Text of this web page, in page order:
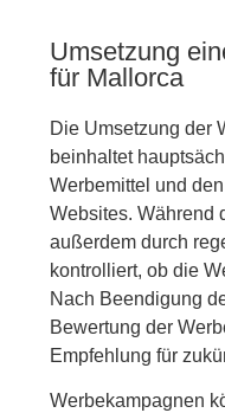
Umsetzung
für Mallorca
Die Umsetzung der
beinhaltet
Werbemittel und
Websites. Während
außerdem durch
kontrolliert, ob die
Nach Beendigung
Bewertung der
Empfehlung für
Werbekampagnen